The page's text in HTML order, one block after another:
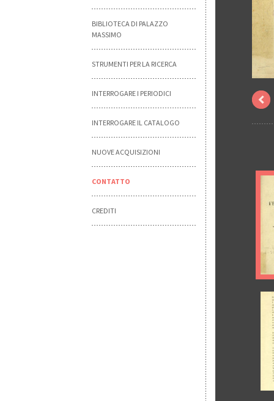
BIBLIOTECA DI PALAZZO
MASSIMO
STRUMENTI PER LA RICERCA
INTERROGARE I PERIODICI
INTERROGARE IL CATALOGO
NUOVE ACQUISIZIONI
CONTATTO
CREDITI